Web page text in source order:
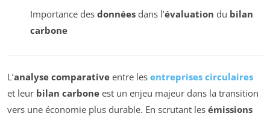
Importance des donnéesdans l’évaluation du bilan
carbone
L’analyse comparative entre les entreprises circulaires
et leur bilan carbone est un enjeu majeur dans la transition
vers une économie plus durable. En scrutant les émissions